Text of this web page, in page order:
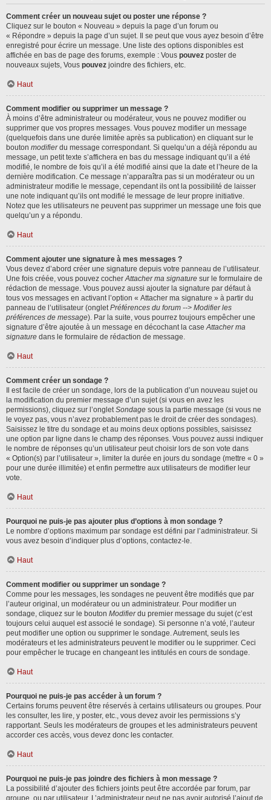
Comment créer un nouveau sujet ou poster une réponse ?
Cliquez sur le bouton « Nouveau » depuis la page d’un forum ou
« Répondre » depuis la page d’un sujet. Il se peut que vous ayez besoin d’être
enregistré pour écrire un message. Une liste des options disponibles est
affichée en bas de page des forums, exemple : Vous pouvez poster de
nouveaux sujets, Vous pouvez joindre des fichiers, etc.
Haut
Comment modifier ou supprimer un message ?
À moins d’être administrateur ou modérateur, vous ne pouvez modifier ou
supprimer que vos propres messages. Vous pouvez modifier un message
(quelquefois dans une durée limitée après sa publication) en cliquant sur le
bouton modifierdu message correspondant. Si quelqu’un a déjà répondu au
message, un petit texte s’affichera en bas du message indiquant qu’il a été
modifié, le nombre de fois qu’il a été modifié ainsi que la date et l’heure de la
dernière modification. Ce message n’apparaîtra pas si un modérateur ou un
administrateur modifie le message, cependant ils ont la possibilité de laisser
une note indiquant qu’ils ont modifié le message de leur propre initiative.
Notez que les utilisateurs ne peuvent pas supprimer un message une fois que
quelqu’un y a répondu.
Haut
Comment ajouter une signature à mes messages ?
Vous devez d’abord créer une signature depuis votre panneau de l’utilisateur.
Une fois créée, vous pouvez cocherAttacher ma signature sur le formulaire de
rédaction de message. Vous pouvez aussi ajouter la signature par défaut à
tous vos messages en activant l’option « Attacher ma signature » à partir du
panneau de l’utilisateur (ongletPréférences du forum --> Modifier les
préférences de message). Par la suite, vous pourrez toujours empêcher une
signature d’être ajoutée à un message en décochant la caseAttacher ma
signature dans le formulaire de rédaction de message.
Haut
Comment créer un sondage ?
Il est facile de créer un sondage, lors de la publication d’un nouveau sujet ou
la modification du premier message d’un sujet (si vous en avez les
permissions), cliquez sur l’ongletSondage sous la partie message (si vous ne
le voyez pas, vous n’avez probablement pas le droit de créer des sondages).
Saisissez le titre du sondage et au moins deux options possibles, saisissez
une option par ligne dans le champ des réponses. Vous pouvez aussi indiquer
le nombre de réponses qu’un utilisateur peut choisir lors de son vote dans
« Option(s) par l’utilisateur », limiter la durée en jours du sondage (mettre « 0 »
pour une durée illimitée) et enfin permettre aux utilisateurs de modifier leur
vote.
Haut
Pourquoi ne puis-je pas ajouter plus d’options à mon sondage ?
Le nombre d’options maximum par sondage est défini par l’administrateur. Si
vous avez besoin d’indiquer plus d’options, contactez-le.
Haut
Comment modifier ou supprimer un sondage ?
Comme pour les messages, les sondages ne peuvent être modifiés que par
l’auteur original, un modérateur ou un administrateur. Pour modifier un
sondage, cliquez sur le bouton Modifierdu premier message du sujet (c’est
toujours celui auquel est associé le sondage). Si personne n’a voté, l’auteur
peut modifier une option ou supprimer le sondage. Autrement, seuls les
modérateurs et les administrateurs peuvent le modifier ou le supprimer. Ceci
pour empêcher le trucage en changeant les intitulés en cours de sondage.
Haut
Pourquoi ne puis-je pas accéder à un forum ?
Certains forums peuvent être réservés à certains utilisateurs ou groupes. Pour
les consulter, les lire, y poster, etc., vous devez avoir les permissions s’y
rapportant. Seuls les modérateurs de groupes et les administrateurs peuvent
accorder ces accès, vous devez donc les contacter.
Haut
Pourquoi ne puis-je pas joindre des fichiers à mon message ?
La possibilité d’ajouter des fichiers joints peut être accordée par forum, par
groupe, ou par utilisateur. L’administrateur peut ne pas avoir autorisé l’ajout de